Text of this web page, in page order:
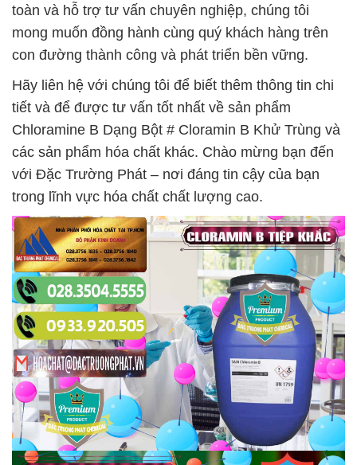
toàn và hỗ trợ tư vấn chuyên nghiệp, chúng tôi
mong muốn đồng hành cùng quý khách hàng trên
con đường thành công và phát triển bền vững.
Hãy liên hệ với chúng tôi để biết thêm thông tin chi
tiết và để được tư vấn tốt nhất về sản phẩm
Chloramine B Dạng Bột # Cloramin B Khử Trùng và
các sản phẩm hóa chất khác. Chào mừng bạn đến
với Đặc Trường Phát – nơi đáng tin cậy của bạn
trong lĩnh vực hóa chất chất lượng cao.